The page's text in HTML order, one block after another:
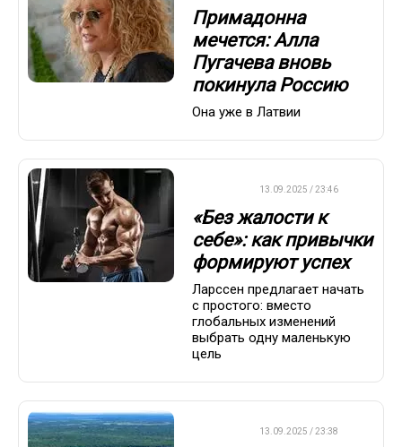
Примадонна
мечется: Алла
Пугачева вновь
покинула Россию
Она уже в Латвии
13.09.2025 / 23:46
«Без жалости к
себе»: как привычки
формируют успех
Ларссен предлагает начать
с простого: вместо
глобальных изменений
выбрать одну маленькую
цель
13.09.2025 / 23:38